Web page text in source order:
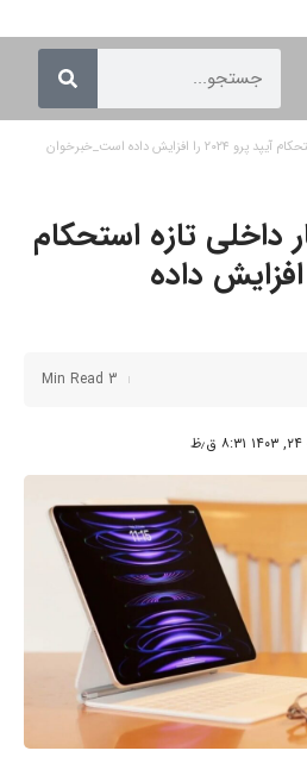
داده است_خبرخوان
داخلی تازه استحکام
۲۰۲۴ را افزایش داده
3 Min Read